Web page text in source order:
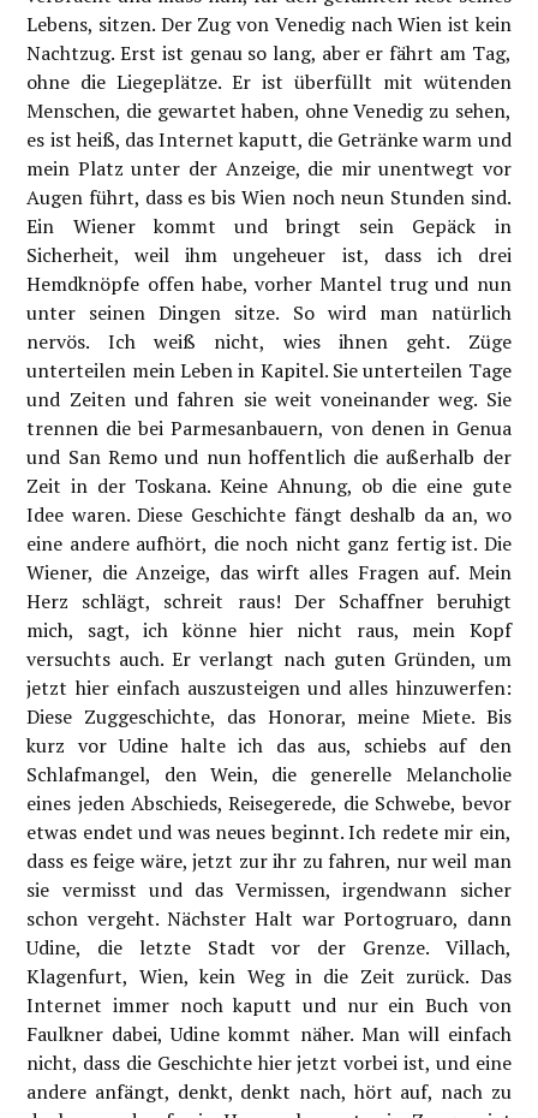
Lebens, sitzen. Der Zug von Venedig nach Wien ist kein
Nachtzug. Erst ist genau so lang, aber er fährt am Tag,
ohne die Liegeplätze. Er ist überfüllt mit wütenden
Menschen, die gewartet haben, ohne Venedig zu sehen,
es ist heiß, das Internet kaputt, die Getränke warm und
mein Platz unter der Anzeige, die mir unentwegt vor
Augen führt, dass es bis Wien noch neun Stunden sind.
Ein Wiener kommt und bringt sein Gepäck in
Sicherheit, weil ihm ungeheuer ist, dass ich drei
Hemdknöpfe offen habe, vorher Mantel trug und nun
unter seinen Dingen sitze. So wird man natürlich
nervös. Ich weiß nicht, wies ihnen geht. Züge
unterteilen mein Leben in Kapitel. Sie unterteilen Tage
und Zeiten und fahren sie weit voneinander weg. Sie
trennen die bei Parmesanbauern, von denen in Genua
und San Remo und nun hoffentlich die außerhalb der
Zeit in der Toskana. Keine Ahnung, ob die eine gute
Idee waren. Diese Geschichte fängt deshalb da an, wo
eine andere aufhört, die noch nicht ganz fertig ist. Die
Wiener, die Anzeige, das wirft alles Fragen auf. Mein
Herz schlägt, schreit raus! Der Schaffner beruhigt
mich, sagt, ich könne hier nicht raus, mein Kopf
versuchts auch. Er verlangt nach guten Gründen, um
jetzt hier einfach auszusteigen und alles hinzuwerfen:
Diese Zuggeschichte, das Honorar, meine Miete. Bis
kurz vor Udine halte ich das aus, schiebs auf den
Schlafmangel, den Wein, die generelle Melancholie
eines jeden Abschieds, Reisegerede, die Schwebe, bevor
etwas endet und was neues beginnt. Ich redete mir ein,
dass es feige wäre, jetzt zur ihr zu fahren, nur weil man
sie vermisst und das Vermissen, irgendwann sicher
schon vergeht. Nächster Halt war Portogruaro, dann
Udine, die letzte Stadt vor der Grenze. Villach,
Klagenfurt, Wien, kein Weg in die Zeit zurück. Das
Internet immer noch kaputt und nur ein Buch von
Faulkner dabei, Udine kommt näher. Man will einfach
nicht, dass die Geschichte hier jetzt vorbei ist, und eine
andere anfängt, denkt, denkt nach, hört auf, nach zu